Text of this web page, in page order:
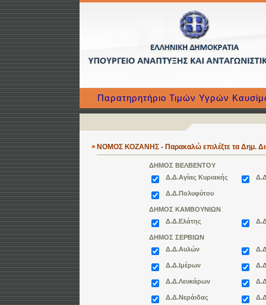
Παρατηρητήριο Τιμών Υγρών
ΝΟΜΟΣ ΚΟΖΑΝΗΣ - Παρακαλώ επιλέξτε τα Δημ.
ΔΗΜΟΣ ΒΕΛΒΕΝΤΟΥ
Δ.Δ.Αγίας Κυριακής
Δ.Δ.Πολυφύτου
ΔΗΜΟΣ ΚΑΜΒΟΥΝΙΩΝ
Δ.Δ.Ελάτης
ΔΗΜΟΣ ΣΕΡΒΙΩΝ
Δ.Δ.Αυλών
Δ.Δ.Ιμέρων
Δ.Δ.Λευκάρων
Δ.Δ.Νεράιδας